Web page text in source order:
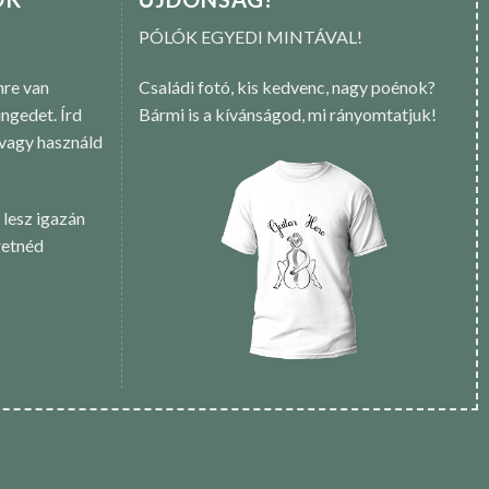
van
Írd
használd
igazán
PÓLÓK EGYEDI MINTÁVAL!
Családi fotó, kis kedvenc, nagy poénok?
Bármi is a kívánságod, mi rányomtatjuk!